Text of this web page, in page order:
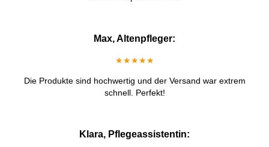
Max, Altenpfleger:
★★★★★
Die Produkte sind hochwertig und der Versand war extrem
schnell. Perfekt!
Klara, Pflegeassistentin: